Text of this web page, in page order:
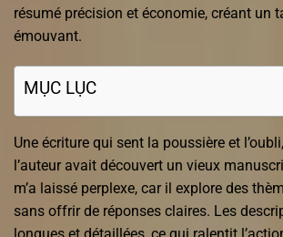
résumé précision et économie, créant un
émouvant.
MỤC LỤC
Une écriture qui sent la poussière et
l’auteur avait découvert un vieux
m’a laissé perplexe, car il explore des
sans offrir de réponses claires. Les